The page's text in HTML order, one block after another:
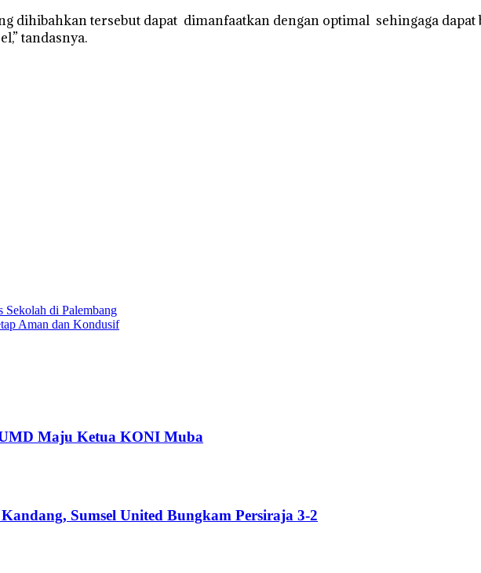
dihibahkan tersebut dapat dimanfaatkan dengan optimal sehingaga
tandasnya.
Sekolah di Palembang
Aman dan Kondusif
Maju Ketua KONI Muba
Sumsel United Bungkam Persiraja 3-2